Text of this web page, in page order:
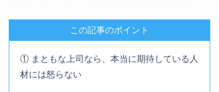
この記事のポイント
① まともな上司なら、本当に期待している人
材には怒らない